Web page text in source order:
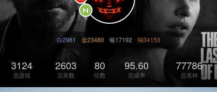
白2961 金23480 银17192 铜34153
3124
总游戏
2603
完美数
80
坑数
95.60
完成率
77786
总奖杯